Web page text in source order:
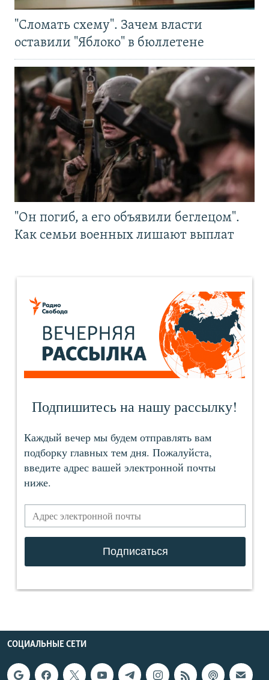
"Сломать схему". Зачем власти
оставили "Яблоко" в бюллетене
"Он погиб, а его объявили беглецом".
Как семьи военных лишают выплат
СОЦИАЛЬНЫЕ СЕТИ